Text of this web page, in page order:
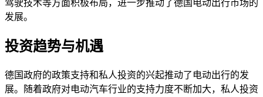
驾驶技术等方面积极布局，进一步推动了德国电动出行市场的
发展。
投资趋势与机遇
德国政府的政策支持和私人投资的兴起推动了电动出行的发
展。随着政府对电动汽车行业的支持力度不断加大，私人投资